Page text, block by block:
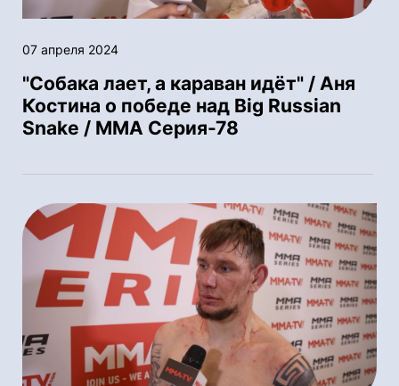
07 апреля 2024
"Собака лает, а караван идёт" / Аня
Костина о победе над Big Russian
Snake / ММА Серия-78